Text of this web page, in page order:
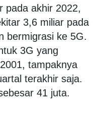
pada akhir 2022,
3,6 miliar pada
bermigrasi ke 5G.
3G yang
tampaknya
terakhir saja.
41 juta.